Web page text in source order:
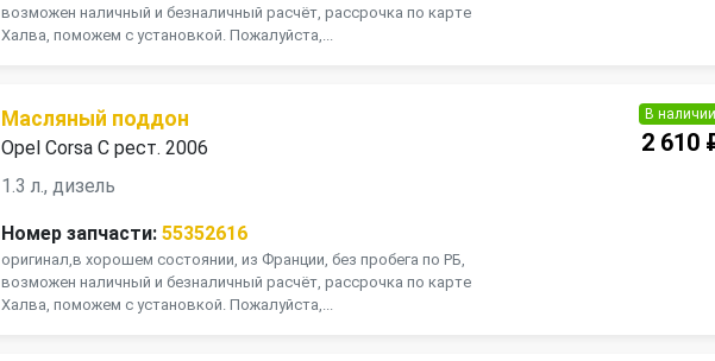
возможен наличный и безналичный расчёт, рассрочка по карте
Халва, поможем с установкой. Пожалуйста,...
Масляный поддон
Opel Corsa C рест. 2006
1.3 л., дизель
Номер запчасти: 55352616
оригинал,в хорошем состоянии, из Франции, без пробега по РБ,
возможен наличный и безналичный расчёт, рассрочка по карте
Халва, поможем с установкой. Пожалуйста,...
В наличии
2 610